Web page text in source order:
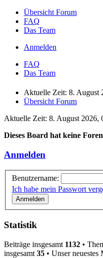
Übersicht Forum
FAQ
Das Team
Anmelden
FAQ
Das Team
Aktuelle Zeit: 8. August
Übersicht Forum
Aktuelle Zeit: 8. August 2026,
Dieses Board hat keine
Anmelden
Benutzername:
Ich habe mein Passwort
Statistik
Beiträge insgesamt 1132 •
insgesamt 35 • Unser neuestes